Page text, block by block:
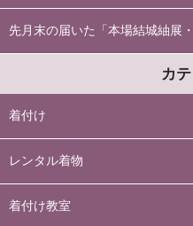
先月末の届いた「本場結城紬展
カ
着付け
レンタル着物
着付け教室